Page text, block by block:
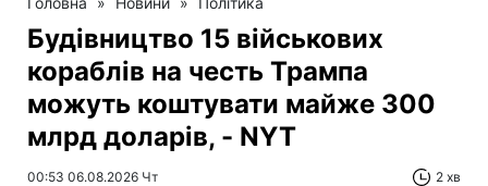
Будівництво 15 військових
кораблів на честь Трампа
можуть коштувати майже 300
млрд доларів, - NYT
00:53 06.08.2026 Чт 2 хв